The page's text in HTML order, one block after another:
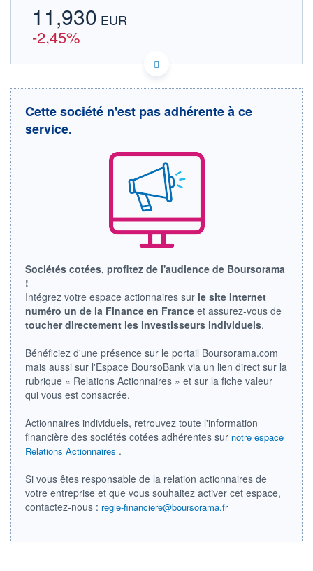
11,930 EUR
-2,45%
US50155Q1004 7XU
Cotation sur les autres places
11h54 15h15
CLÔTURE VEILLE
+ HAUT + BAS
VOLUME
2 332 0,00%
VALORISATION DERNIER ÉCHANGE
LIMITE À LA
BAISSE
0,000
LIMITE À LA
HAUSSE
0,000
- -
DERNIER
-
PROCHAIN
DIVIDENDE
ÉLIGIBILITÉ
Cette société n'est pas adhérente à ce
service.
Sociétés cotées, profitez de l'audience de Boursorama
!
Intégrez votre espace actionnaires sur le site Internet
numéro un de la Finance en France et assurez-vous de
toucher directement les investisseurs individuels.
Bénéficiez d'une présence sur le portail Boursorama.com
mais aussi sur l'Espace BoursoBank via un lien direct sur la
rubrique « Relations Actionnaires » et sur la fiche valeur
qui vous est consacrée.
Actionnaires individuels, retrouvez toute l'information
financière des sociétés cotées adhérentes sur notre espace
Relations Actionnaires .
Si vous êtes responsable de la relation actionnaires de
votre entreprise et que vous souhaitez activer cet espace,
contactez-nous : regie-financiere@boursorama.fr